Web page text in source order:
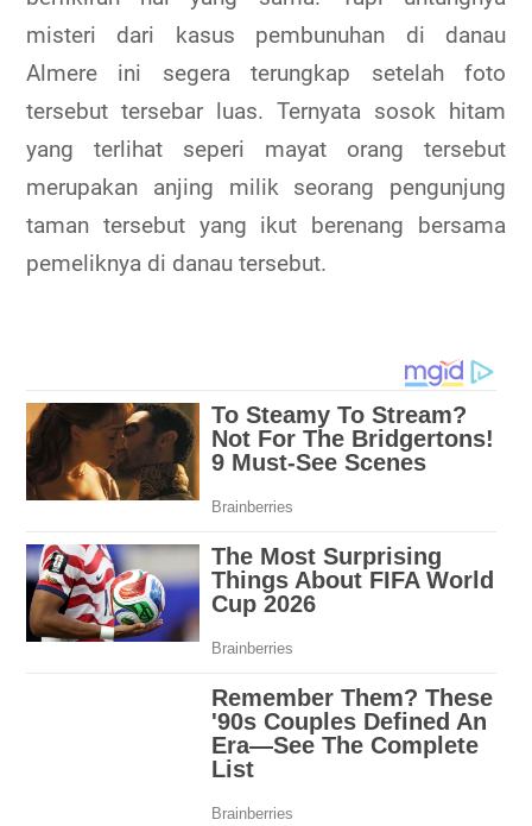
misteri dari kasus pembunuhan di danau
Almere ini segera terungkap setelah foto
tersebut tersebar luas. Ternyata sosok hitam
yang terlihat seperi mayat orang tersebut
merupakan anjing milik seorang pengunjung
taman tersebut yang ikut berenang bersama
pemeliknya di danau tersebut.